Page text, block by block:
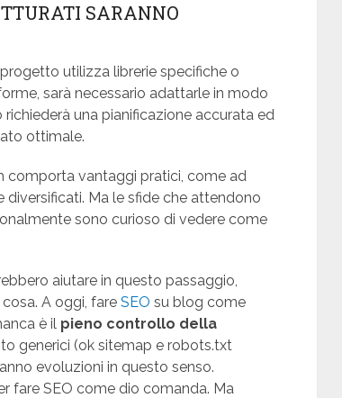
SARANNO
utilizza librerie specifiche o
sarà necessario adattarle in modo
una pianificazione accurata ed
ottimale.
comporta vantaggi pratici, come ad
Ma le sfide che attendono
sono curioso di vedere come
aiutare in questo passaggio,
A oggi, fare SEO su blog come
è il pieno controllo della
generici (ok sitemap e robots.txt
evoluzioni in questo senso.
fare SEO come dio comanda. Ma